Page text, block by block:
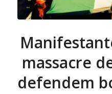
massacre
defendem